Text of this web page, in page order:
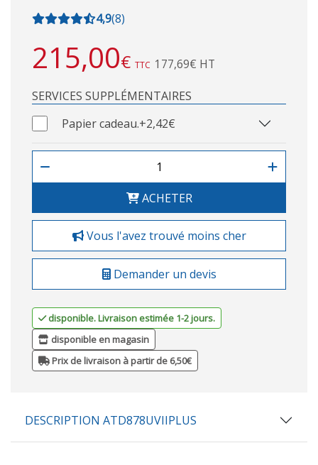
4,9(8)
215,00€ TTC 177,69€ HT
SERVICES SUPPLÉMENTAIRES
Papier cadeau.+2,42€
ACHETER
Vous l'avez trouvé moins cher
Demander un devis
disponible. Livraison estimée 1-2 jours.
disponible en magasin
Prix de livraison à partir de 6,50€
DESCRIPTION ATD878UVIIPLUS